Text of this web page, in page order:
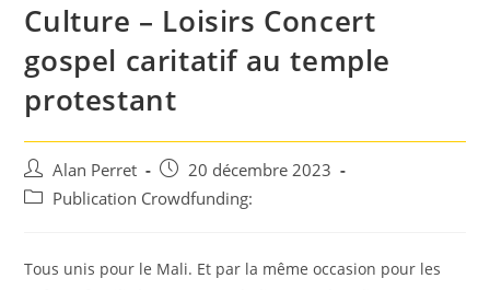
Culture – Loisirs Concert
gospel caritatif au temple
protestant
Auteur/autrice
de
Alan Perret
Post
published:
20 décembre 2023
PostPublication Crowdfunding:
Tous unis pour le Mali. Et par la même occasion pour les